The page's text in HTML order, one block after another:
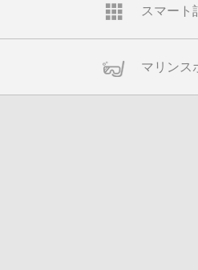
スマート
マリンス